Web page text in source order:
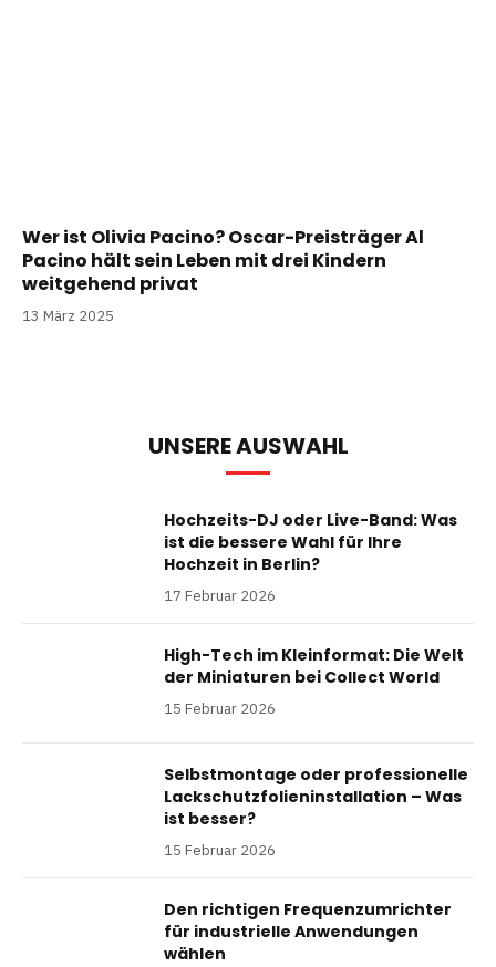
Wer ist Olivia Pacino? Oscar-Preisträger Al
Pacino hält sein Leben mit drei Kindern
weitgehend privat
13 März 2025
UNSERE AUSWAHL
Hochzeits-DJ oder Live-Band: Was
ist die bessere Wahl für Ihre
Hochzeit in Berlin?
17 Februar 2026
High-Tech im Kleinformat: Die Welt
der Miniaturen bei Collect World
15 Februar 2026
Selbstmontage oder professionelle
Lackschutzfolieninstallation – Was
ist besser?
15 Februar 2026
Den richtigen Frequenzumrichter
für industrielle Anwendungen
wählen